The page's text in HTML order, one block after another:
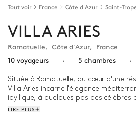
Tout voir France Côte d'Azur
VILLA ARIES
Ramatuelle, Côte d'Azur, France
10 voyageurs
· 5 chambres ·
Située à Ramatuelle, au cœur d'une
Villa Aries incarne l'élégance
idyllique, à quelques pas des célèbres
Son design harmonieux, inspiré par l'art
LIRE PLUS